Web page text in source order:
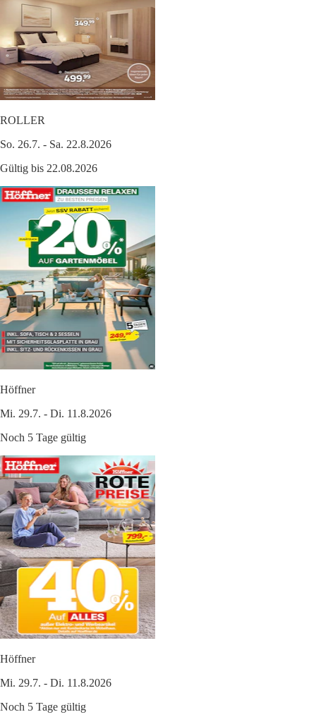
ROLLER
So. 26.7. - Sa. 22.8.2026
Gültig bis 22.08.2026
Höffner
Mi. 29.7. - Di. 11.8.2026
Noch 5 Tage gültig
Höffner
Mi. 29.7. - Di. 11.8.2026
Noch 5 Tage gültig